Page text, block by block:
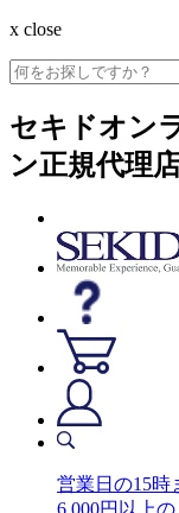
x close
セキドオン
ン正規代理
営業日の15時